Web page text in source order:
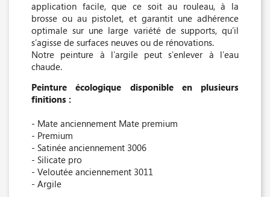
application facile, que ce soit au rouleau, à la
brosse ou au pistolet, et garantit une adhérence
optimale sur une large variété de supports, qu’il
s’agisse de surfaces neuves ou de rénovations.
Notre peinture à l'argile peut s'enlever à l'eau
chaude.
Peinture écologique disponible en plusieurs
finitions :
- Mate anciennement Mate premium
- Premium
- Satinée anciennement 3006
- Silicate pro
- Veloutée anciennement 3011
- Argile